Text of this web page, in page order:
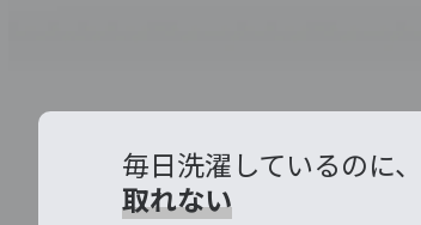
毎日洗濯しているのに、
取れない